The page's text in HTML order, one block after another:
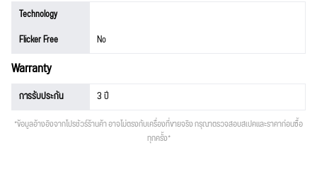
Technology
Flicker Free
No
Warranty
การรับประกัน 3 ปี
*ข้อมูลอ้างอิงจากโปรชัวร์ร้านค้า อาจไม่ตรงกับเครื่องที่ขายจริง กรุณาตรวจสอบสเปคและราคาก่อนซื้อ
ทุกครั้ง*